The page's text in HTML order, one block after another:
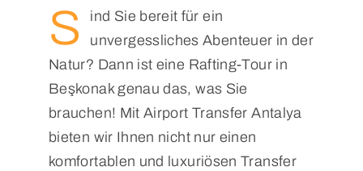
S
ind Sie bereit für ein
unvergessliches Abenteuer in der
Natur? Dann ist eine Rafting-Tour in
Beşkonak genau das, was Sie
brauchen! Mit Airport Transfer Antalya
bieten wir Ihnen nicht nur einen
komfortablen und luxuriösen Transfer